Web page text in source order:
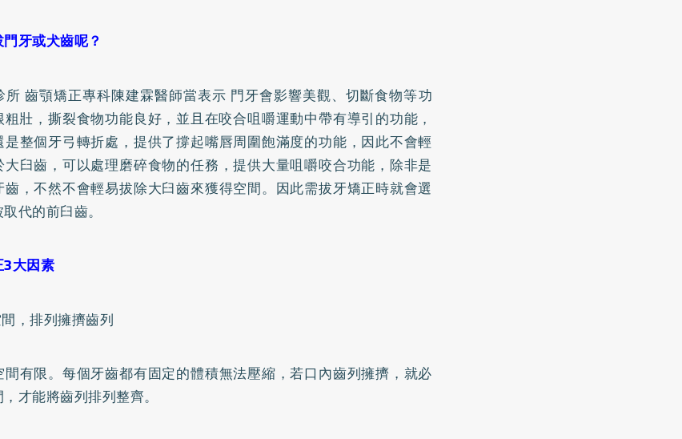
牙或犬齒呢？
所 齒顎矯正專科陳建霖醫師當表示 門牙會影響美觀、切斷食物等功
壯，撕裂食物功能良好，並且在咬合咀嚼運動中帶有導引的功能，
是整個牙弓轉折處，提供了撐起嘴唇周圍飽滿度的功能，因此不會輕
臼齒，可以處理磨碎食物的任務，提供大量咀嚼咬合功能，除非是
，不然不會輕易拔除大臼齒來獲得空間。因此需拔牙矯正時就會選
代的前臼齒。
大因素
，排列擁擠齒列
間有限。每個牙齒都有固定的體積無法壓縮，若口內齒列擁擠，就必
才能將齒列排列整齊。